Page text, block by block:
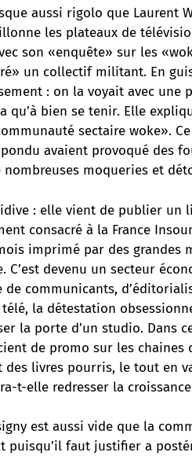
aussi rigolo que Laurent
les plateaux de
son «enquête» sur les
un collectif militant. En
: on la voyait avec une
qu’à bien se tenir. Elle
sectaire woke».
avaient provoqué des
moqueries et
: elle vient de publier un
consacré à la France
imprimé par des grandes
devenu un secteur
communicants,
la détestation
la porte d’un studio. Dans
de promo sur les chaines
livres pourris, le tout en
t-elle redresser la
est aussi vide que la
puisqu’il faut justifier a